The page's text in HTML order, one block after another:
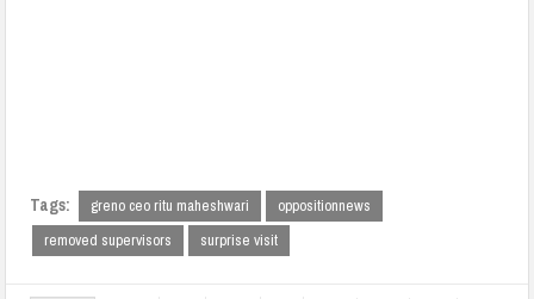
Tags: greno ceo ritu maheshwari
oppositionnews
removed supervisors
surprise visit